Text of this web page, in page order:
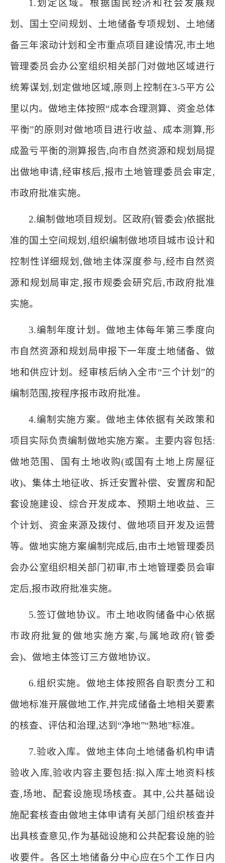
1.划定区域。根据国民经济和社会发展规
划、国土空间规划、土地储备专项规划、土地储
备三年滚动计划和全市重点项目建设情况,市土地
管理委员会办公室组织相关部门对做地区域进行
统筹谋划,划定做地区域,原则上控制在3-5平方公
里以内。做地主体按照“成本合理测算、资金总体
平衡”的原则对做地项目进行收益、成本测算,形
成盈亏平衡的测算报告,向市自然资源和规划局提
出做地申请,经审核后,报市土地管理委员会审定,
市政府批准实施。
2.编制做地项目规划。区政府(管委会)依据批
准的国土空间规划,组织编制做地项目城市设计和
控制性详细规划,做地主体深度参与,经市自然资
源和规划局审定,报市规委会研究后,市政府批准
实施。
3.编制年度计划。做地主体每年第三季度向
市自然资源和规划局申报下一年度土地储备、做
地和供应计划。经审核后纳入全市“三个计划”的
编制范围,按程序报市政府批准。
4.编制实施方案。做地主体依据有关政策和
项目实际负责编制做地实施方案。主要内容包括:
做地范围、国有土地收购(或国有土地上房屋征
收)、集体土地征收、拆迁安置补偿、安置房和配
套设施建设、综合开发成本、预期土地收益、三
个计划、资金来源及拨付、做地项目开发及运营
等。做地实施方案编制完成后,由市土地管理委员
会办公室组织相关部门初审,市土地管理委员会审
定后,报市政府批准实施。
5.签订做地协议。市土地收购储备中心依据
市政府批复的做地实施方案,与属地政府(管委
会)、做地主体签订三方做地协议。
6.组织实施。做地主体按照各自职责分工和
做地标准开展做地工作,并完成储备土地相关要素
的核查、评估和治理,达到“净地”“熟地”标准。
7.验收入库。做地主体向土地储备机构申请
验收入库,验收内容主要包括:拟入库土地资料核
查,场地、配套设施现场核查。其中,公共基础设
施配套核查由做地主体申请有关部门组织核查并
出具核查意见,作为基础设施和公共配套设施的验
收要件。各区土地储备分中心应在5个工作日内